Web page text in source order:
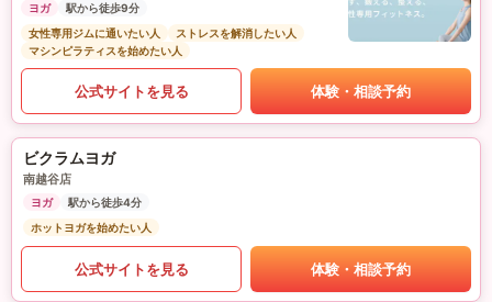
ヨガ
駅から徒歩9分
女性専用ジムに通いたい人
ストレスを解消したい人
マシンピラティスを始めたい人
公式サイトを見る 体験・相談予約
ビクラムヨガ
南越谷店
ヨガ
駅から徒歩4分
ホットヨガを始めたい人
公式サイトを見る 体験・相談予約